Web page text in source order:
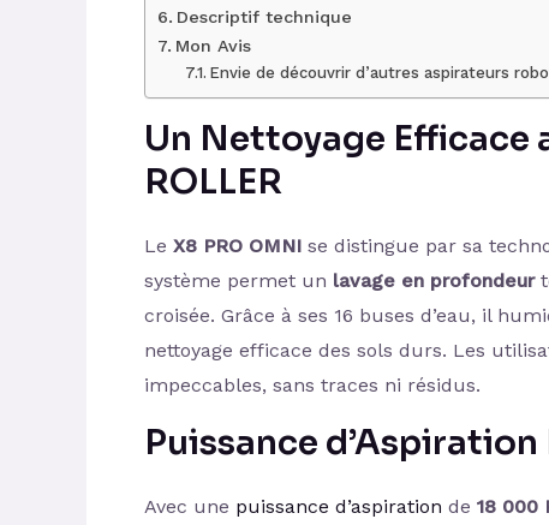
Descriptif technique
Mon Avis
Envie de découvrir d’autres aspirateurs
Un Nettoyage Efficace
ROLLER
Le X8 PRO OMNI se distingue par sa
système permet un lavage en profondeur
croisée. Grâce à ses 16 buses d’eau, il
nettoyage efficace des sols durs. Les
impeccables, sans traces ni résidus.
Puissance
Avec une puissance d’aspiration de 18 000